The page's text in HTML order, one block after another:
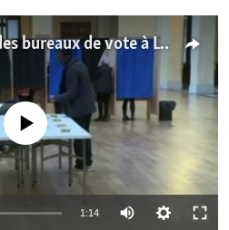
Election: ouverture des bureaux de vote à Lyon (vidéo)
currently available
1:14